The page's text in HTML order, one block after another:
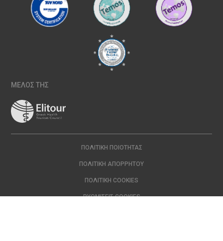
ΜΕΛΟΣ ΤΗΣ
ΠΟΛΙΤΙΚΉ ΠΟΙΌΤΗΤΑΣ
ΠΟΛΙΤΙΚΉ ΑΠΟΡΡΉΤΟΥ
ΠΟΛΙΤΙΚΉ COOKIES
ΡΥΘΜΊΣΕΙΣ COOKIES